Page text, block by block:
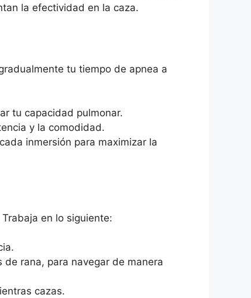
la efectividad en la caza.
tu tiempo de apnea a
tu capacidad pulmonar.
y la comodidad.
inmersión para maximizar la
en lo siguiente:
rana, para navegar de manera
cazas.